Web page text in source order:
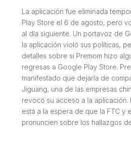
La aplicación fue eliminada
Play Store el 6 de agosto, pero
al día siguiente. Un portavoz de
la aplicación violó sus políticas,
detalles sobre si Premom hizo
regresas a Google Play Store.
manifestado que dejaría de
Jiguang, una de las empresas
revocó su acceso a la aplicación.
está a la espera de que la FTC y
pronuncien sobre los hallazgos